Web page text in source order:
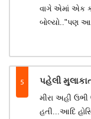
વાગે એમાં એક
બોલ્યો.."પણ
5 પહેલી
મીરા અહી
હતી...આદિ